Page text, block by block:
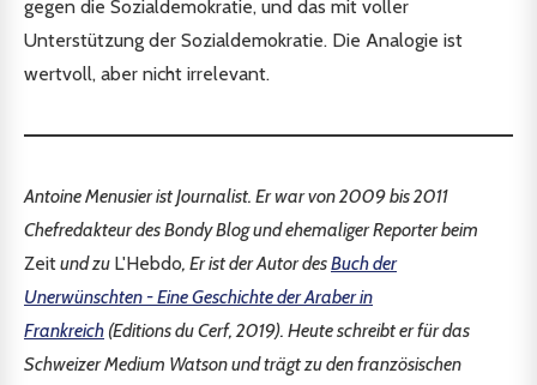
gegen die Sozialdemokratie, und das mit voller
Unterstützung der Sozialdemokratie. Die Analogie ist
wertvoll, aber nicht irrelevant.
Antoine Menusier ist Journalist. Er war von 2009 bis 2011
Chefredakteur des Bondy Blog und ehemaliger Reporter beim
Zeitund zu L'Hebdo, Er ist der Autor desBuch der
Unerwünschten - Eine Geschichte der Araber in
Frankreich (Editions du Cerf, 2019). Heute schreibt er für das
Schweizer Medium Watson und trägt zu den französischen